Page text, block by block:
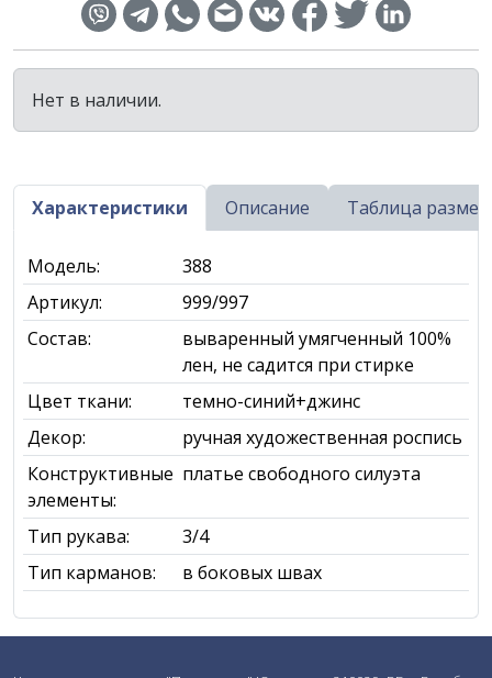
Нет в наличии.
Характеристики Описание Таблица
Модель:
388
Артикул:
999/997
Состав:
вываренный умягченный 100%
лен, не садится при стирке
Цвет ткани:
темно-синий+джинс
Декор:
ручная художественная роспись
Конструктивные
элементы:
платье свободного силуэта
Тип рукава:
3/4
Тип карманов:
в боковых швах